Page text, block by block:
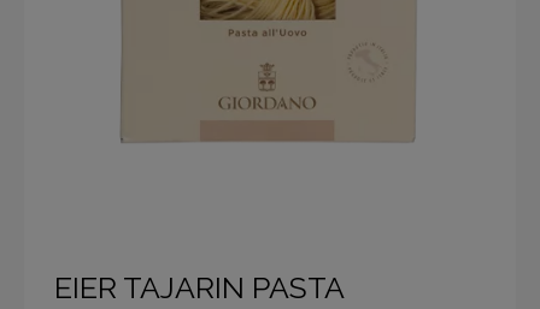
EIER TAJARIN PASTA